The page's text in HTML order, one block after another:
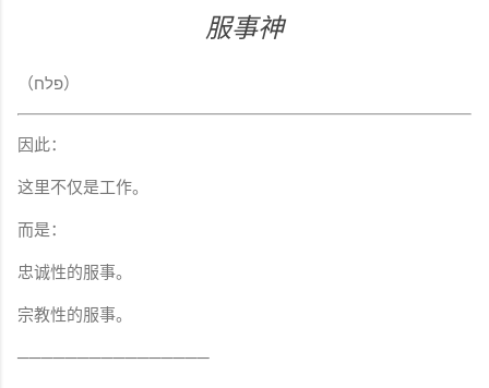
服事神
（פלח）
因此：
这里不仅是工作。
而是：
忠诚性的服事。
宗教性的服事。
────────────────